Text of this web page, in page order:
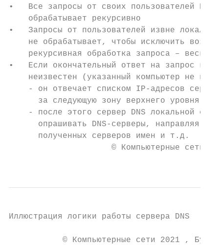
•   Все запросы от своих пользователей DNS
    обрабатывает рекурсивно
•   Запросы от пользователей извне
не обрабатывает, чтобы исключить
рекурсивная обработка запроса – весьма
•   Если окончательный ответ на запрос
неизвестен (указанный компьютер не
- он отвечает списком IP-адресов
      за следующую зону верхнего уровня
- после этого сервер DNS локальной
опрашивать DNS-серверы, направляя
      полученных серверов имен и т.д.
© Компьютерные сети
Иллюстрация логики работы сервера DNS
© Компьютерные сети 2021 ,